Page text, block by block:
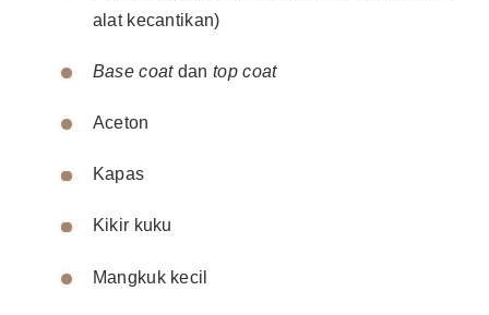
alat kecantikan)
Base coat dan top coat
Aceton
Kapas
Kikir kuku
Mangkuk kecil